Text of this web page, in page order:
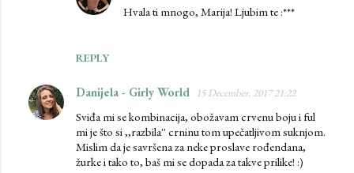
REPLY
Hvala ti mnogo, Marija! Ljubim te :***
Danijela - Girly World 15 December, 2017 21:22
Sviđa mi se kombinacija, obožavam crvenu boju i ful
mi je što si ,,razbila'' crninu tom upečatljivom suknjom.
Mislim da je savršena za neke proslave rođendana,
žurke i tako to, baš mi se dopada za takve prilike! :)